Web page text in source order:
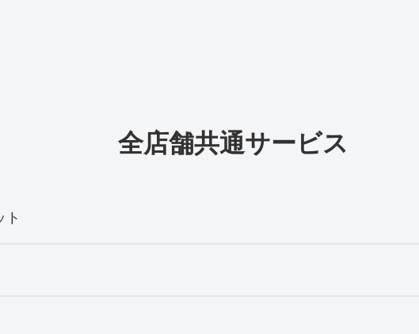
全店舗共通サービス
ト